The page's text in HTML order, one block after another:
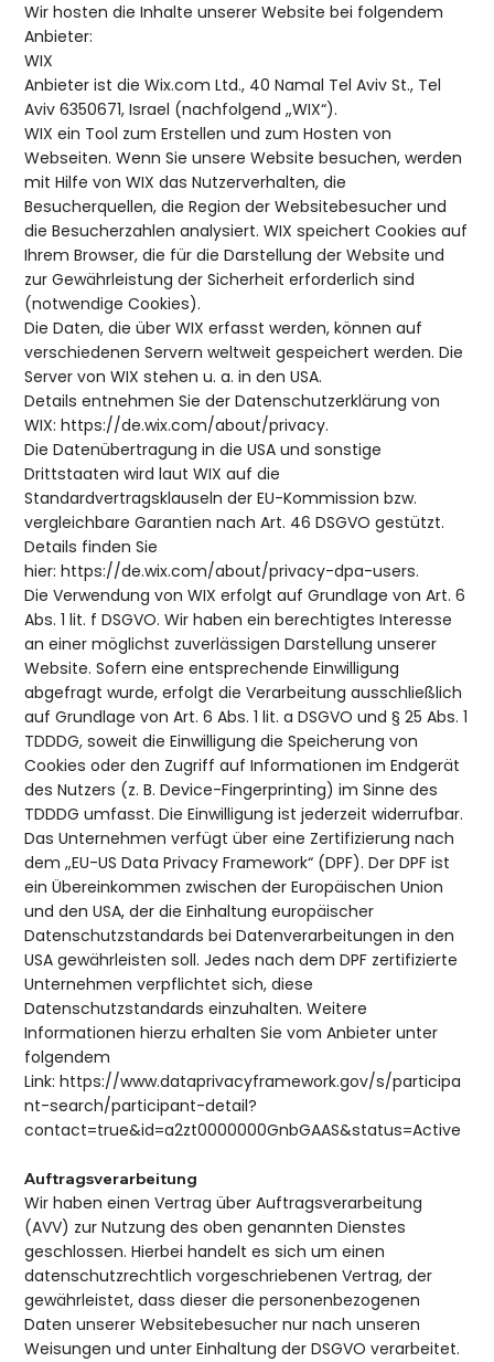
Wir hosten die Inhalte unserer Website bei folgendem
Anbieter:
WIX
Anbieter ist die Wix.com Ltd., 40 Namal Tel Aviv St., Tel
Aviv 6350671, Israel (nachfolgend „WIX“).
WIX ein Tool zum Erstellen und zum Hosten von
Webseiten. Wenn Sie unsere Website besuchen, werden
mit Hilfe von WIX das Nutzerverhalten, die
Besucherquellen, die Region der Websitebesucher und
die Besucherzahlen analysiert. WIX speichert Cookies auf
Ihrem Browser, die für die Darstellung der Website und
zur Gewährleistung der Sicherheit erforderlich sind
(notwendige Cookies).
Die Daten, die über WIX erfasst werden, können auf
verschiedenen Servern weltweit gespeichert werden. Die
Server von WIX stehen u. a. in den USA.
Details entnehmen Sie der Datenschutzerklärung von
WIX:https://de.wix.com/about/privacy.
Die Datenübertragung in die USA und sonstige
Drittstaaten wird laut WIX auf die
Standardvertragsklauseln der EU-Kommission bzw.
vergleichbare Garantien nach Art. 46 DSGVO gestützt.
Details finden Sie
hier:https://de.wix.com/about/privacy-dpa-users.
Die Verwendung von WIX erfolgt auf Grundlage von Art. 6
Abs. 1 lit. f DSGVO. Wir haben ein berechtigtes Interesse
an einer möglichst zuverlässigen Darstellung unserer
Website. Sofern eine entsprechende Einwilligung
abgefragt wurde, erfolgt die Verarbeitung ausschließlich
auf Grundlage von Art. 6 Abs. 1 lit. a DSGVO und § 25 Abs. 1
TDDDG, soweit die Einwilligung die Speicherung von
Cookies oder den Zugriff auf Informationen im Endgerät
des Nutzers (z. B. Device-Fingerprinting) im Sinne des
TDDDG umfasst. Die Einwilligung ist jederzeit widerrufbar.
Das Unternehmen verfügt über eine Zertifizierung nach
dem „EU-US Data Privacy Framework“ (DPF). Der DPF ist
ein Übereinkommen zwischen der Europäischen Union
und den USA, der die Einhaltung europäischer
Datenschutzstandards bei Datenverarbeitungen in den
USA gewährleisten soll. Jedes nach dem DPF zertifizierte
Unternehmen verpflichtet sich, diese
Datenschutzstandards einzuhalten. Weitere
Informationen hierzu erhalten Sie vom Anbieter unter
folgendem
Link:https://www.dataprivacyframework.gov/s/participa
nt-search/participant-detail?
contact=true&id=a2zt0000000GnbGAAS&status=Active
Auftragsverarbeitung
Wir haben einen Vertrag über Auftragsverarbeitung
(AVV) zur Nutzung des oben genannten Dienstes
geschlossen. Hierbei handelt es sich um einen
datenschutzrechtlich vorgeschriebenen Vertrag, der
gewährleistet, dass dieser die personenbezogenen
Daten unserer Websitebesucher nur nach unseren
Weisungen und unter Einhaltung der DSGVO verarbeitet.